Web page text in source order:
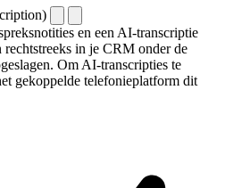
en een AI-transcriptie
rechtstreeks in je CRM onder de
Om AI-transcripties te
gekoppelde telefonieplatform dit